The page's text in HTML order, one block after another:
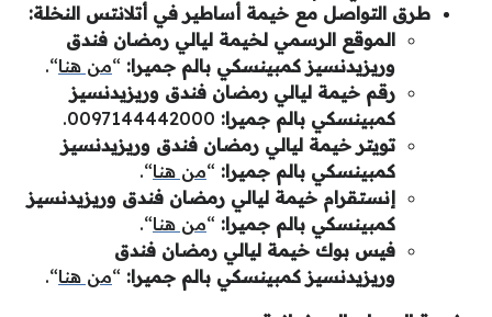
طرق التواصل مع خيمة أساطير في أتلانتس النخلة:
الموقع الرسمي لخيمة ليالي رمضان فندق
وريزيدنسيز كمبينسكي بالم جميرا:
“من هنا“.
رقم خيمة ليالي رمضان فندق وريزيدنسيز
كمبينسكي بالم جميرا:
0097144442000.
تويتر خيمة ليالي رمضان فندق وريزيدنسيز
كمبينسكي بالم جميرا:
“من هنا“.
إنستقرام خيمة ليالي رمضان فندق وريزيدنسيز
كمبينسكي بالم جميرا:
“من هنا“.
فيس بوك خيمة ليالي رمضان فندق
وريزيدنسيز كمبينسكي بالم جميرا:
“من هنا“.